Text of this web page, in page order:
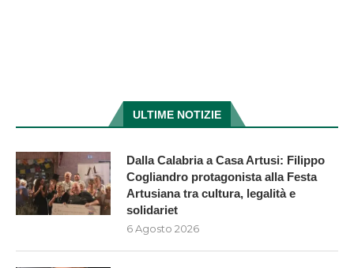
ULTIME NOTIZIE
Dalla Calabria a Casa Artusi: Filippo
Cogliandro protagonista alla Festa
Artusiana tra cultura, legalità e
solidariet
6 Agosto 2026